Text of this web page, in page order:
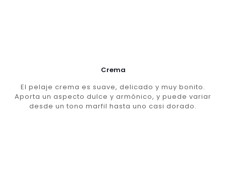
Crema
El pelaje crema es suave, delicado y muy bonito.
Aporta un aspecto dulce y armónico, y puede variar
desde un tono marfil hasta uno casi dorado.